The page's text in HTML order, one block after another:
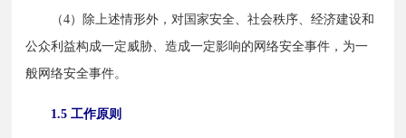
（4）除上述情形外，对国家安全、社会秩序、经济建设和
公众利益构成一定威胁、造成一定影响的网络安全事件，为一
般网络安全事件。
1.5 工作原则